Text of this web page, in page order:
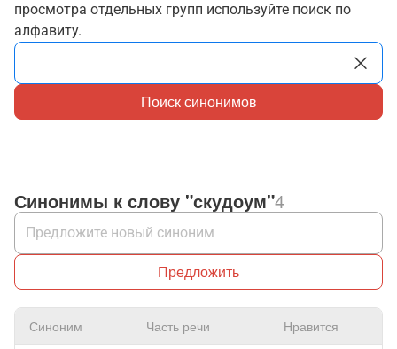
просмотра отдельных групп используйте поиск по
алфавиту.
Поиск синонимов
Синонимы к слову "скудоум"4
Предложить
Синоним Часть речи Нравится